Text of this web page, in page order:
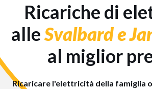
Ricariche di
alleSvalbard e
al miglior
Ricaricare l'elettricità della famiglia